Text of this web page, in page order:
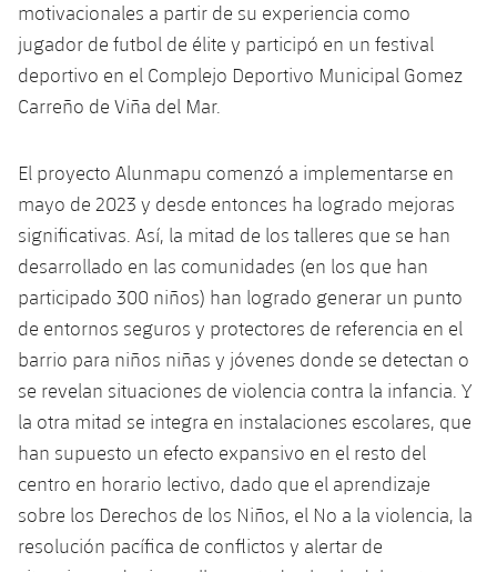
motivacionales a partir de su experiencia como
jugador de futbol de élite y participó en un festival
deportivo en el Complejo Deportivo Municipal Gomez
Carreño de Viña del Mar.
El proyecto Alunmapu comenzó a implementarse en
mayo de 2023 y desde entonces ha logrado mejoras
significativas. Así, la mitad de los talleres que se han
desarrollado en las comunidades (en los que han
participado 300 niños) han logrado generar un punto
de entornos seguros y protectores de referencia en el
barrio para niños niñas y jóvenes donde se detectan o
se revelan situaciones de violencia contra la infancia. Y
la otra mitad se integra en instalaciones escolares, que
han supuesto un efecto expansivo en el resto del
centro en horario lectivo, dado que el aprendizaje
sobre los Derechos de los Niños, el No a la violencia, la
resolución pacífica de conflictos y alertar de